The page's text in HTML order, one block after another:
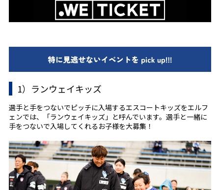
1）ランウェイキッズ
選手と手をつないでピッチに入場するエスコートキッズをエルフ
ェンでは、「ランウェイキッズ」と呼んでいます。選手と一緒に
手をつないで入場してくれるお子様を大募集！